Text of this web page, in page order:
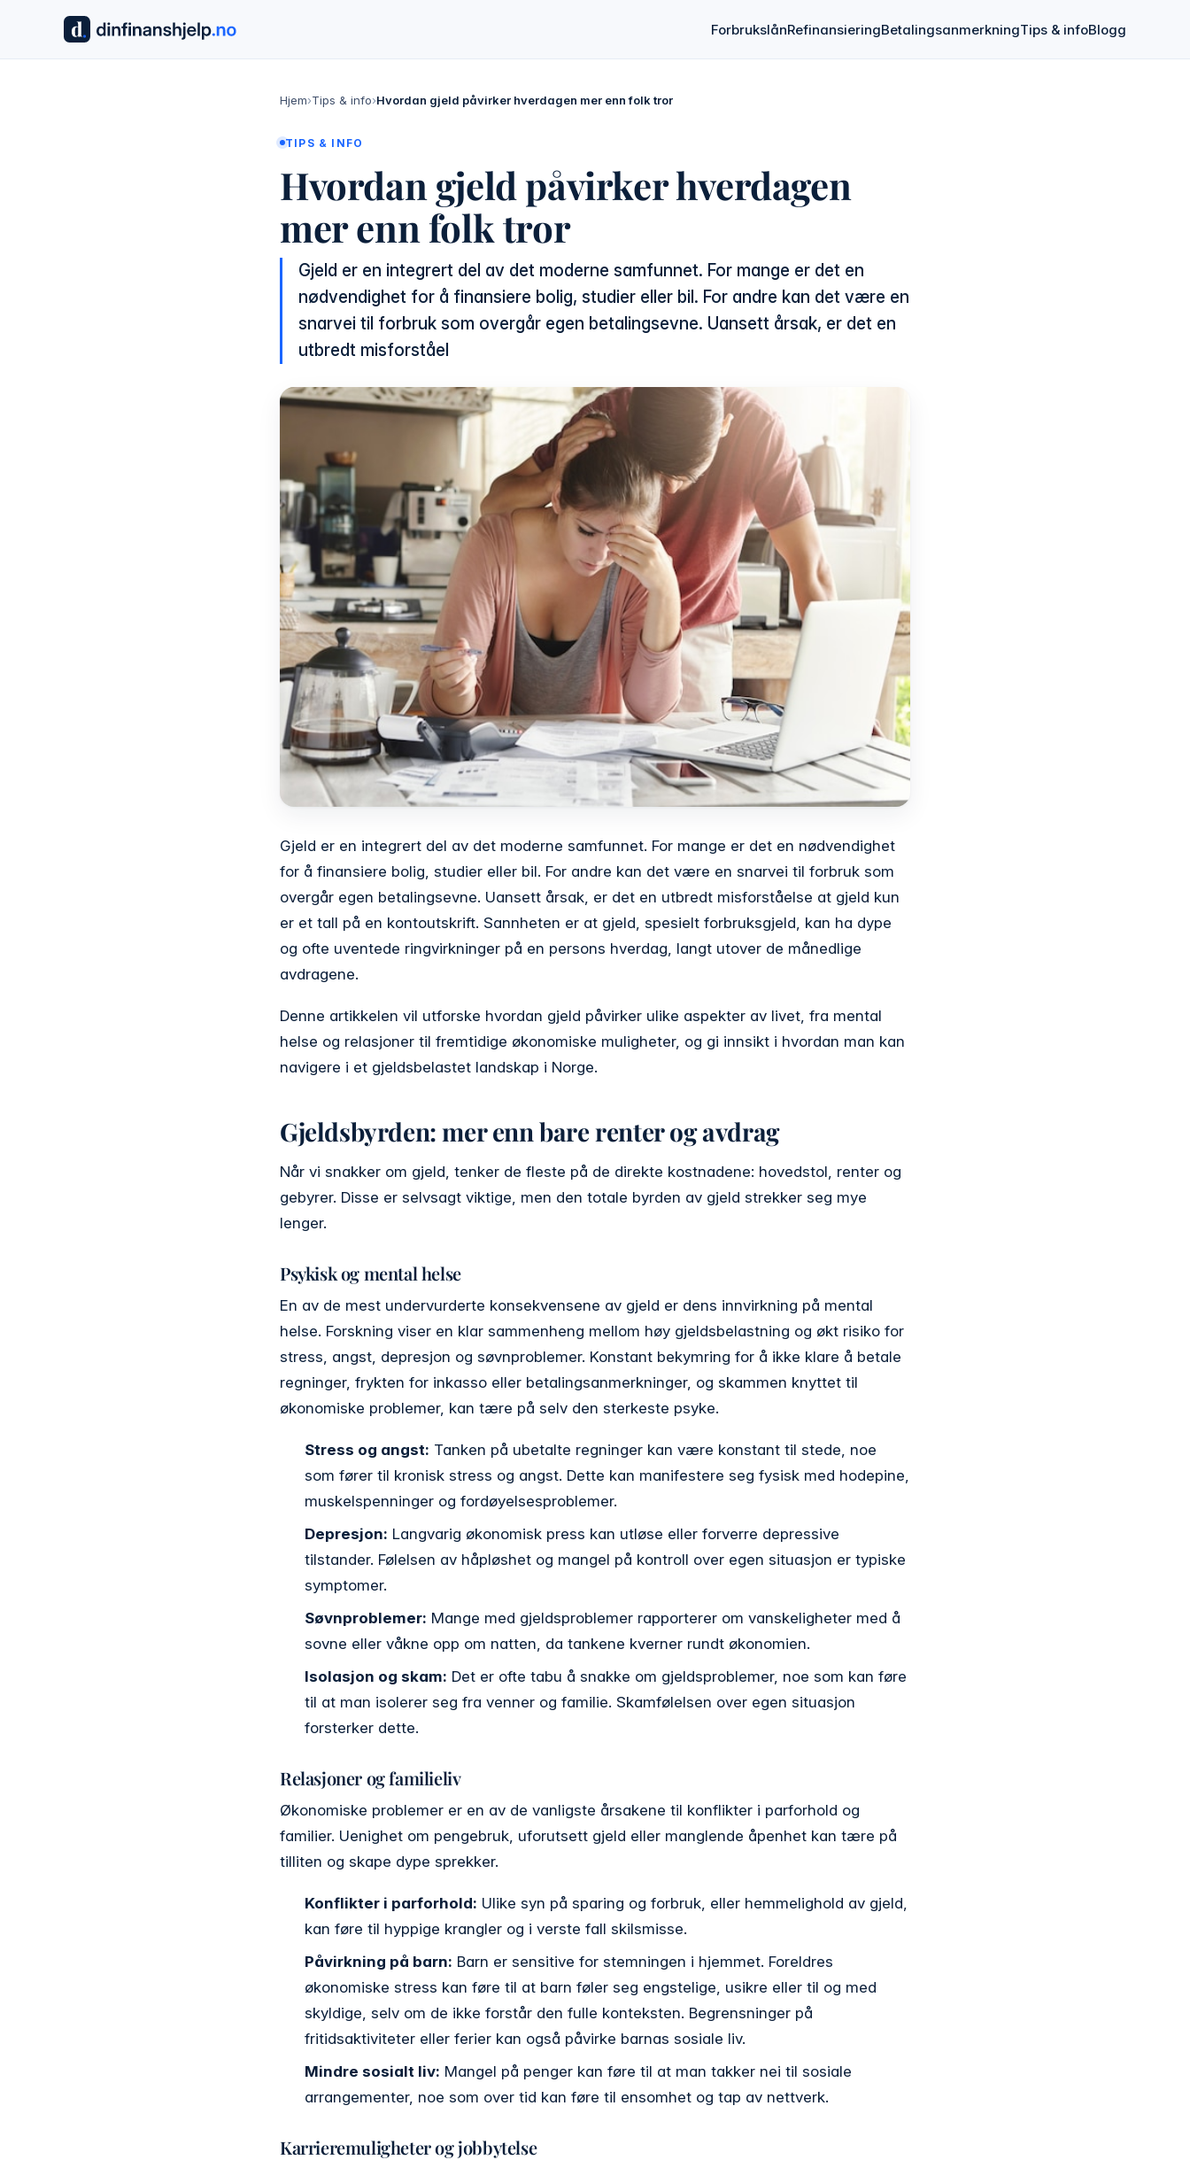
ForbrukslånRefinansieringBetalingsanmerkningTips & infoBlogg
Hjem›Tips & info›Hvordan gjeld påvirker hverdagen mer enn folk tror
TIPS & INFO
Hvordan gjeld påvirker hverdagen
mer enn folk tror
Gjeld er en integrert del av det moderne samfunnet. For mange er det en
nødvendighet for å finansiere bolig, studier eller bil. For andre kan det være en
snarvei til forbruk som overgår egen betalingsevne. Uansett årsak, er det en
utbredt misforståel
Gjeld er en integrert del av det moderne samfunnet. For mange er det en nødvendighet
for å finansiere bolig, studier eller bil. For andre kan det være en snarvei til forbruk som
overgår egen betalingsevne. Uansett årsak, er det en utbredt misforståelse at gjeld kun
er et tall på en kontoutskrift. Sannheten er at gjeld, spesielt forbruksgjeld, kan ha dype
og ofte uventede ringvirkninger på en persons hverdag, langt utover de månedlige
avdragene.
Denne artikkelen vil utforske hvordan gjeld påvirker ulike aspekter av livet, fra mental
helse og relasjoner til fremtidige økonomiske muligheter, og gi innsikt i hvordan man kan
navigere i et gjeldsbelastet landskap i Norge.
Gjeldsbyrden: mer enn bare renter og avdrag
Når vi snakker om gjeld, tenker de fleste på de direkte kostnadene: hovedstol, renter og
gebyrer. Disse er selvsagt viktige, men den totale byrden av gjeld strekker seg mye
lenger.
Psykisk og mental helse
En av de mest undervurderte konsekvensene av gjeld er dens innvirkning på mental
helse. Forskning viser en klar sammenheng mellom høy gjeldsbelastning og økt risiko for
stress, angst, depresjon og søvnproblemer. Konstant bekymring for å ikke klare å betale
regninger, frykten for inkasso eller betalingsanmerkninger, og skammen knyttet til
økonomiske problemer, kan tære på selv den sterkeste psyke.
Stress og angst: Tanken på ubetalte regninger kan være konstant til stede, noe
som fører til kronisk stress og angst. Dette kan manifestere seg fysisk med hodepine,
muskelspenninger og fordøyelsesproblemer.
Depresjon: Langvarig økonomisk press kan utløse eller forverre depressive
tilstander. Følelsen av håpløshet og mangel på kontroll over egen situasjon er typiske
symptomer.
Søvnproblemer: Mange med gjeldsproblemer rapporterer om vanskeligheter med å
sovne eller våkne opp om natten, da tankene kverner rundt økonomien.
Isolasjon og skam: Det er ofte tabu å snakke om gjeldsproblemer, noe som kan føre
til at man isolerer seg fra venner og familie. Skamfølelsen over egen situasjon
forsterker dette.
Relasjoner og familieliv
Økonomiske problemer er en av de vanligste årsakene til konflikter i parforhold og
familier. Uenighet om pengebruk, uforutsett gjeld eller manglende åpenhet kan tære på
tilliten og skape dype sprekker.
Konflikter i parforhold: Ulike syn på sparing og forbruk, eller hemmelighold av gjeld,
kan føre til hyppige krangler og i verste fall skilsmisse.
Påvirkning på barn: Barn er sensitive for stemningen i hjemmet. Foreldres
økonomiske stress kan føre til at barn føler seg engstelige, usikre eller til og med
skyldige, selv om de ikke forstår den fulle konteksten. Begrensninger på
fritidsaktiviteter eller ferier kan også påvirke barnas sosiale liv.
Mindre sosialt liv: Mangel på penger kan føre til at man takker nei til sosiale
arrangementer, noe som over tid kan føre til ensomhet og tap av nettverk.
Karrieremuligheter og jobbytelse